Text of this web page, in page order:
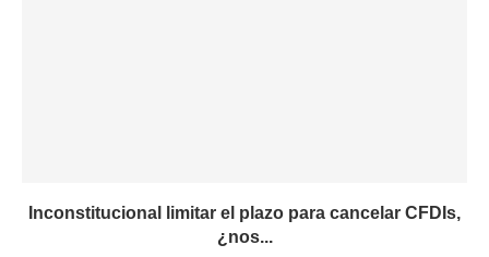
Inconstitucional limitar el plazo para cancelar CFDIs,
¿nos...